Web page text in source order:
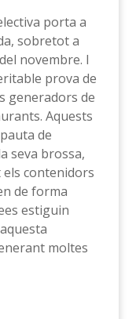
porta a
sobretot a
novembre. I
prova de
generadors de
Aquests
de
seva brossa,
contenidors
de forma
estiguin
moltes